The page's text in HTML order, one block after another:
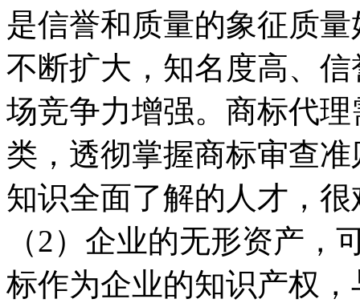
是信誉和质量的象征质
不断扩大，知名度高、
场竞争力增强。商标代
类，透彻掌握商标审查
知识全面了解的人才，
（2）企业的无形资产
标作为企业的知识产权